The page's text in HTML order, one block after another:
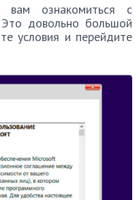
вам ознакомиться с
довольно большой
условия и перейдите